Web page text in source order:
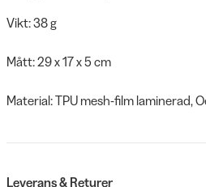
Vikt: 38 g
Mått: 29 x 17 x 5 cm
Material: TPU mesh-film laminerad,
Leverans & Returer